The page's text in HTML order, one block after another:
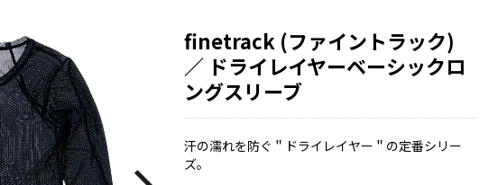
finetrack (ファイントラック)
／ ドライレイヤーベーシックロ
ングスリーブ
汗の濡れを防ぐ＂ドライレイヤー＂の定番シリー
ズ。